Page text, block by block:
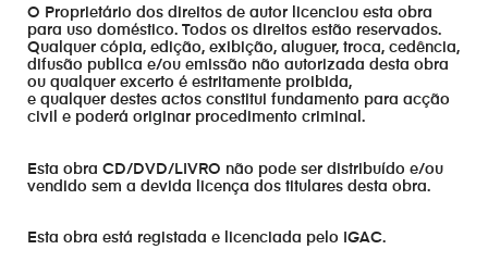
O Proprietário dos direitos de autor licenciou esta obra
para uso doméstico. Todos os direitos estão reservados.
Qualquer cópia, edição, exibição, aluguer, troca, cedência,
difusão publica e/ou emissão não autorizada desta obra
ou qualquer excerto é estritamente proibida,
e qualquer destes actos constitui fundamento para acção
civil e poderá originar procedimento criminal.
Esta obra CD/DVD/LIVRO não pode ser distribuído e/ou
vendido sem a devida licença dos titulares desta obra.
Esta obra está registada e licenciada pelo IGAC.